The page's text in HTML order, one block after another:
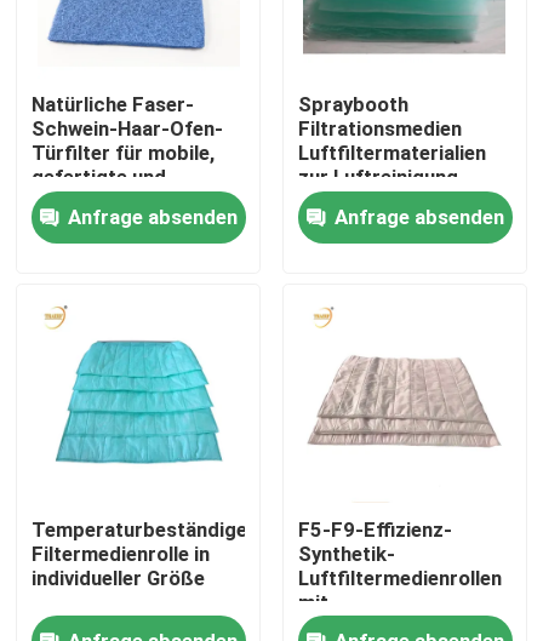
Produkte
Videos
Über uns
Fabrik-Ausflug
Qualitätskontrolle
Fordern Sie ein Zitat
Vor Luftfilter
FFU-Einheit
Natürliche Faser-
Schwein-Haar-Ofen-
Türfilter für mobile,
gefertigte und
modulare Häuser, Blau
Anfrage absenden
Spraybooth
Filtrationsmedien
Luftfiltermaterialien
zur Luftreinigung
Anfrage absenden
Temperaturbeständige
Filtermedienrolle in
individueller Größe
F5-F9-Effizienz-
Synthetik-
Luftfiltermedienrollen
mit
Temperaturbeständigkeit